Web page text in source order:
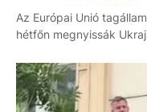
Az Európai Unió
hétfőn megnyissák